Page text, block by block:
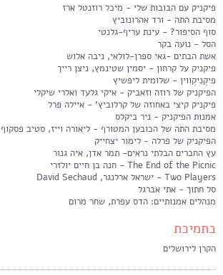
פיקניק עם הבובות שלי - מיכל רוזנטל ארז
מסיבת התה - ורד אהרונוביץ
סוף הסיפור? - עינת עריף-גלנטי
הסל - נועה בקר
אשת הבתים -גאי ספרן-לולאי, ניבה אלוש
פיקניק על קרחון - יסמין שטינמץ, ניצן רייך
פִיקְנִיקְוִוין - שלומית ליפשיץ
הפיקניק של רוזה וזאביק - איקי גלעד ואלרי שיקלי
פיקניק קיצי באחוזה של קרלוביץ' - איילה פרל
אמנות הפיקניק - ניר ביקלס
מסיבת התה של הכובען המטורף - ליאורה וייז, סטיב פסקוף
הפיקניק של פרלה - לימור יצחייק
עץ החברים הבלתי נראים- תמר אדן, איה גנור
The End of the Picnic - חנה בן חיים יולזרי
Two Players - ישראל ארלנגר, David Sechaud
סל חתוך - אתי אברגל
מנהלים אמנותיים: הדס עפרת, שחר מרום
בתמיכת
הקרן לירושלים